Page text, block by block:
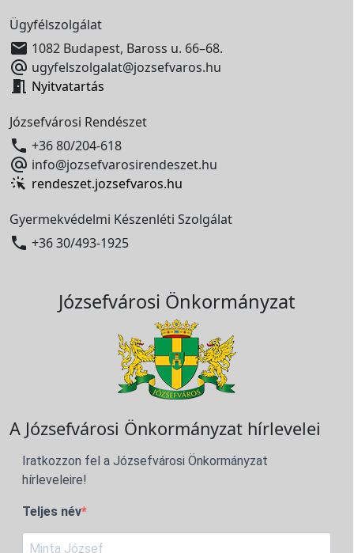
Ügyfélszolgálat
 1082 Budapest, Baross u. 66–68.
 ugyfelszolgalat@jozsefvaros.hu
 Nyitvatartás
Józsefvárosi Rendészet
 +36 80/204-618
 info@jozsefvarosirendeszet.hu
rendeszet.jozsefvaros.hu
Gyermekvédelmi Készenléti Szolgálat
 +36 30/493-1925
Józsefvárosi Önkormányzat
A Józsefvárosi Önkormányzat hírlevelei
Iratkozzon fel a Józsefvárosi Önkormányzat
hírleveleire!
Teljes név